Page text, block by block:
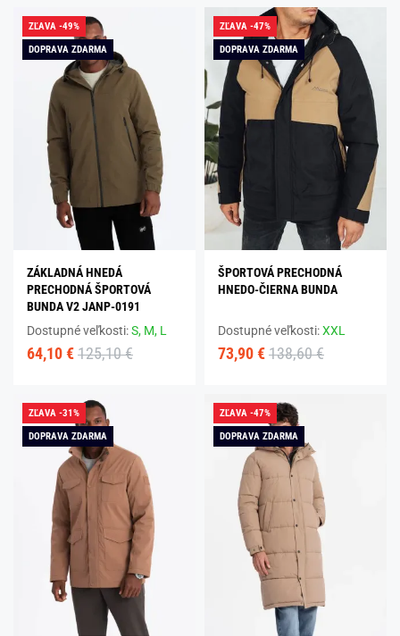
ZĽAVA -49%
DOPRAVA ZDARMA
ZÁKLADNÁ HNEDÁ
PRECHODNÁ ŠPORTOVÁ
BUNDA V2 JANP-0191
Dostupné veľkosti:S, M, L
64,10 € 125,10 €
ZĽAVA -47%
DOPRAVA ZDARMA
ŠPORTOVÁ PRECHODNÁ
HNEDO-ČIERNA BUNDA
Dostupné veľkosti:XXL
73,90 € 138,60 €
ZĽAVA -31%
DOPRAVA ZDARMA
ZĽAVA -47%
DOPRAVA ZDARMA